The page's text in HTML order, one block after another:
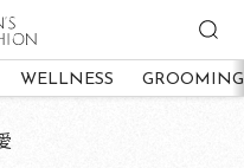
WELLNESS GROOMING